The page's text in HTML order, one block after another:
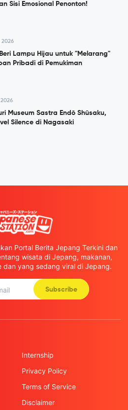
Sisi Emosional Penonton!
2026
Lampu Hijau untuk "Melarang"
Pribadi di Pemukiman
Museum Sastra Endō Shūsaku,
Silence di Nagasaki
Portal Berita Jepang Terkini dan
wisata di Jepang, makanan,
yang sedang viral di Jepang.
Subscribe
Internship
Privacy Policy
Terms of Service
Disclaimer